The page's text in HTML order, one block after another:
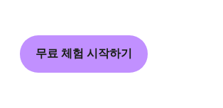
무료 체험 시작하기